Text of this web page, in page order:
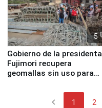
5
Gobierno de la presidenta
Fujimori recupera
geomallas sin uso para
Fenómeno El Niño
chevron_left 1 2